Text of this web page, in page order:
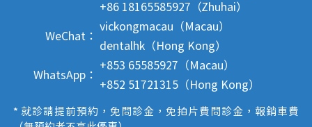
+86 18165585927（Zhuhai）
WeChat：
vickongmacau（Macau）
dentalhk（Hong Kong）
WhatsApp：
+853 65585927（Macau）
+852 51721315（Hong Kong）
* 就診請提前預約，免問診金，免拍片費問診金，報銷車費